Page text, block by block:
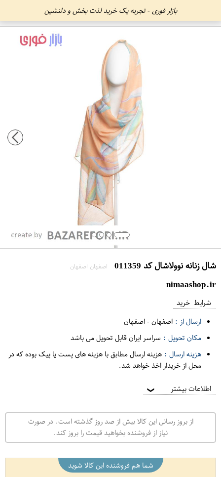
بازار فوری - تجربه یک خرید لذت بخش و دلنشین
شال زنانه نوولاشال کد 011359 اصفهان اصفهان
nimaashop.ir
شرایط خرید
ارسال از : اصفهان-اصفهان
مکان تحویل : سراسر ایران قابل تحویل می باشد
هزینه ارسال : هزینه ارسال مطابق با هزینه های پست یا پیک بوده که در
محل از خریدار اخذ خواهد شد.
اطلاعات بیشتر ❯
از بروز رسانی این کالا بیش از صد روز گذشته است. در صورت
نیاز از فروشنده بخواهید قیمت را بروز کند.
شما هم فروشنده این کالا شوید